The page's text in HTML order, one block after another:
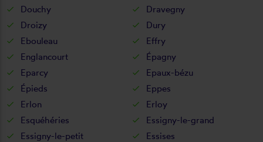
Douchy
Dravegny
Droizy
Dury
Ebouleau
Effry
Englancourt
Épagny
Eparcy
Epaux-bézu
Épieds
Eppes
Erlon
Erloy
Esquéhéries
Essigny-le-grand
Essigny-le-petit
Essises